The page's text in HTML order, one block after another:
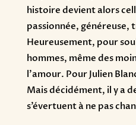
histoire devient alors
passionnée, généreuse,
Heureusement, pour
hommes, même des
l’amour. Pour Julien
Mais décidément, il y a
s’évertuent à ne pas